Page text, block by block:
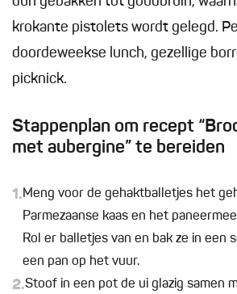
krokante pistolets wordt gelegd.
doordeweekse lunch, gezellige
picknick.
Stappenplan om recept
met aubergine” te bereiden
1.Meng voor de gehaktballetjes het
Parmezaanse kaas en het
Rol er balletjes van en bak ze in een
een pan op het vuur.
2.Stoof in een pot de ui glazig samen